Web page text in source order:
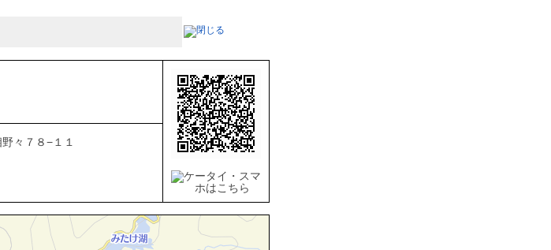
々７８−１１